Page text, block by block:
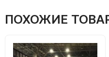
ПОХОЖИЕ